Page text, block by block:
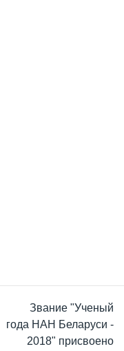
Звание "Ученый
года НАН Беларуси -
2018" присвоено